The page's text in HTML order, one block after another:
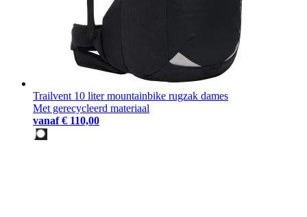
Trailvent 10 liter mountainbike rugzak dames
Met gerecycleerd materiaal
vanaf € 110,00